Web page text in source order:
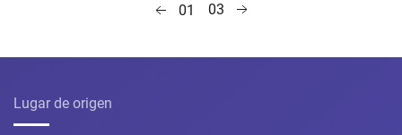
01 03
Lugar de origen